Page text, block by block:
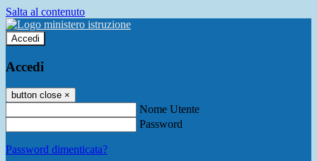
Salta al contenuto
Accedi
Accedi
button close ×
Nome Utente
Password
Password dimenticata?